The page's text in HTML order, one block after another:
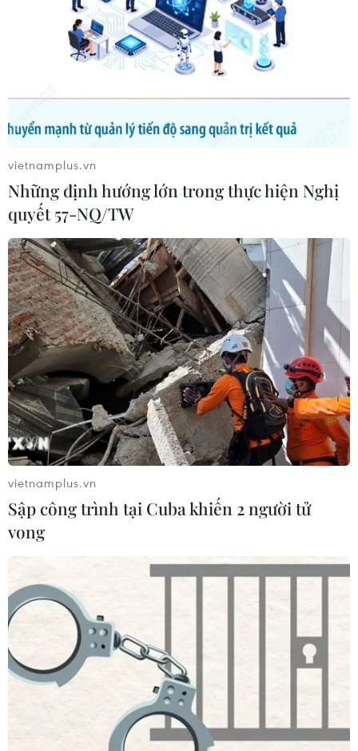
vietnamplus.vn
Những định hướng lớn trong thực hiện Nghị
quyết 57-NQ/TW
vietnamplus.vn
Sập công trình tại Cuba khiến 2 người tử
vong